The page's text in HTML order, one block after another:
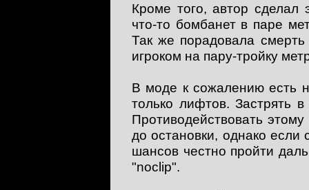
Кроме того, автор
что-то бомбанет в паре
Так же порадовала
игроком на пару-тройку
В моде к сожалению есть
только лифтов. Застрять
Противодействовать
до остановки, однако
шансов честно пройти
"noclip".